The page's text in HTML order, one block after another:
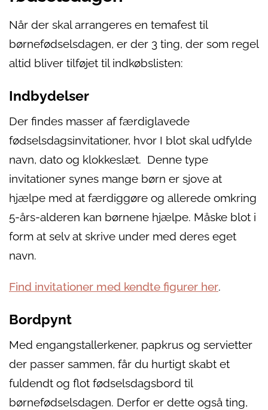
Når der skal arrangeres en temafest til
børnefødselsdagen, er der 3 ting, der som regel
altid bliver tilføjet til indkøbslisten:
Indbydelser
Der findes masser af færdiglavede
fødselsdagsinvitationer, hvor I blot skal udfylde
navn, dato og klokkeslæt. Denne type
invitationer synes mange børn er sjove at
hjælpe med at færdiggøre og allerede omkring
5-års-alderen kan børnene hjælpe. Måske blot i
form at selv at skrive under med deres eget
navn.
Find invitationer med kendte figurer her.
Bordpynt
Med engangstallerkener, papkrus og servietter
der passer sammen, får du hurtigt skabt et
fuldendt og flot fødselsdagsbord til
børnefødselsdagen. Derfor er dette også ting,